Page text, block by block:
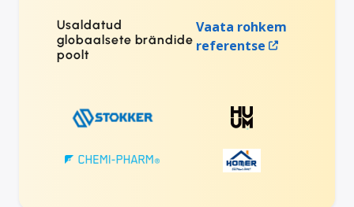
Usaldatud
globaalsete brändide
poolt
Vaata rohkem
referentse